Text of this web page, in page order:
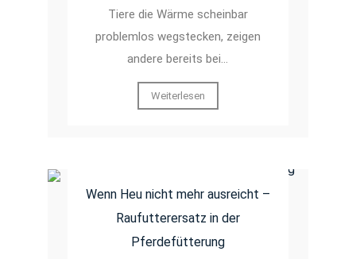
Tiere die Wärme scheinbar
problemlos wegstecken, zeigen
andere bereits bei…
Weiterlesen
Wenn Heu nicht mehr ausreicht –
Raufutterersatz in der
Pferdefütterung